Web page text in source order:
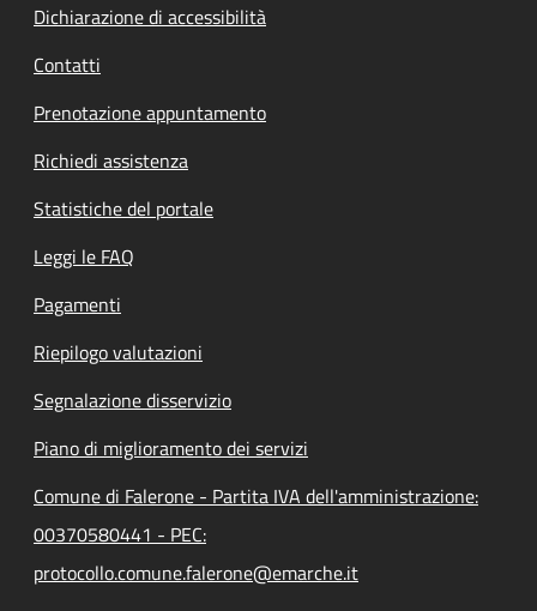
Dichiarazione di accessibilità
Contatti
Prenotazione appuntamento
Richiedi assistenza
Statistiche del portale
Leggi le FAQ
Pagamenti
Riepilogo valutazioni
Segnalazione disservizio
Piano di miglioramento dei servizi
Comune di Falerone - Partita IVA dell'amministrazione:
00370580441 - PEC:
protocollo.comune.falerone@emarche.it